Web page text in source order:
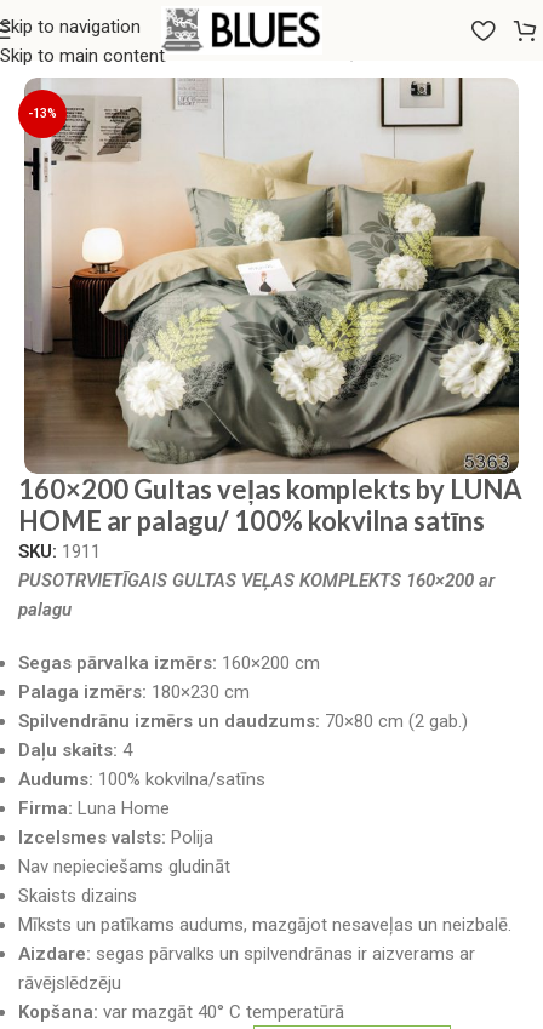
Skip to navigation
Skip to main content
Sākums/Gultas veļa/160x200 GULTAS VEĻAS KOMPLEKTI
-13%
160×200 Gultas veļas komplekts by LUNA
HOME ar palagu/ 100% kokvilna satīns
SKU: 1911
PUSOTRVIETĪGAIS GULTAS VEĻAS KOMPLEKTS 160×200 ar
palagu
Segas pārvalka izmērs: 160×200 cm
Palaga izmērs: 180×230 cm
Spilvendrānu izmērs un daudzums: 70×80 cm (2 gab.)
Daļu skaits: 4
Audums: 100% kokvilna/satīns
Firma: Luna Home
Izcelsmes valsts: Polija
Nav nepieciešams gludināt
Skaists dizains
Mīksts un patīkams audums, mazgājot nesaveļas un neizbalē.
Aizdare: segas pārvalks un spilvendrānas ir aizverams ar
rāvējslēdzēju
Kopšana: var mazgāt 40° C temperatūrā